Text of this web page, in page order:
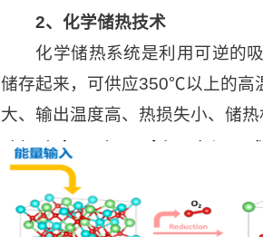
2、化学储热技术
化学储热系统是利用可逆的
储存起来，可供应350℃以上的高
大、输出温度高、热损失小、储热